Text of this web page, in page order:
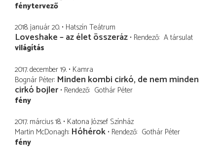
fénytervező
2018. január 20. Hatszín Teátrum
Loveshake – az élet összeráz Rendező A társulat
világítás
2017. december 19. Kamra
Bognár Péter Minden kombi cirkó, de nem minden
cirkó bojler Rendező Gothár Péter
fény
2017. március 18. Katona József Színház
Martin McDonagh Hóhérok Rendező Gothár Péter
fény